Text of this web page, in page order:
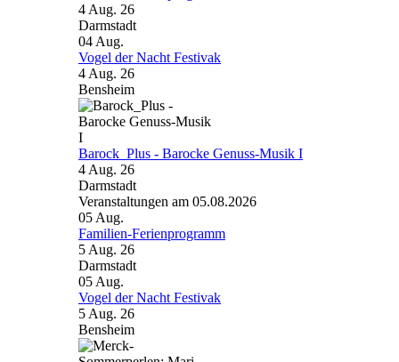
4 Aug. 26
Darmstadt
04 Aug.
Vogel der Nacht Festivak
4 Aug. 26
Bensheim
Barock_Plus - Barocke Genuss-Musik I
4 Aug. 26
Darmstadt
Veranstaltungen am 05.08.2026
05 Aug.
Familien-Ferienprogramm
5 Aug. 26
Darmstadt
05 Aug.
Vogel der Nacht Festivak
5 Aug. 26
Bensheim